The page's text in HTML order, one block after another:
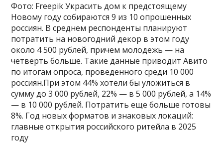
Фото: Freepik Украсить дом к предстоящему
Новому году собираются 9 из 10 опрошенных
россиян. В среднем респонденты планируют
потратить на новогодний декор в этом году
около 4 500 рублей, причем молодежь — на
четверть больше. Такие данные приводит Авито
по итогам опроса, проведенного среди 10 000
россиян.При этом 44% хотели бы уложиться в
сумму до 3 000 рублей, 22% — в 5 000 рублей, а 14%
— в 10 000 рублей. Потратить еще больше готовы
8%. Год новых форматов и знаковых локаций:
главные открытия российского ритейла в 2025
году